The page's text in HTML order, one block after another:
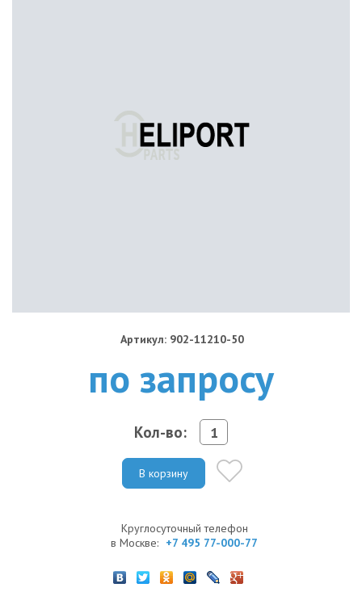
Артикул: 902-11210-50
по запросу
Кол-во:
В корзину
Круглосуточный телефон
в Москве: +7 495 77-000-77